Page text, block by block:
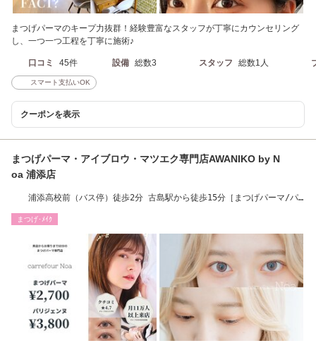
まつげパーマのキープ力抜群！経験豊富なスタッフが丁寧にカウンセリング
し、一つ一つ工程を丁寧に施術♪
口コミ 45件 設備 総数3 スタッフ 総数1人
スマート支払いOK
クーポンを表示
まつげパーマ・アイブロウ・マツエク専門店AWANIKO by N
oa 浦添店
浦添高校前（バス停）徒歩2分 古島駅から徒歩15分［まつげパーマ/パ
まつげ･ﾒｲｸ